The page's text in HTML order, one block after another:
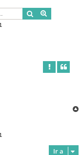
Buscar
Ir a